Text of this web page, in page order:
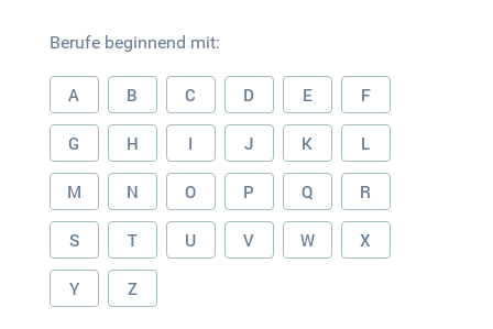
Berufe beginnend mit:
A B C D E F
G H I J K L
M N O P Q R
S T U V W X
Y Z